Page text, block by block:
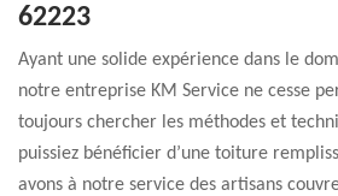
62223
Ayant une solide expérience dans le
notre entreprise KM Service ne cesse
toujours chercher les méthodes et
puissiez bénéficier d’une toiture
avons à notre service des artisans